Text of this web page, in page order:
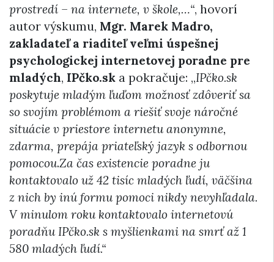
prostredí – na internete, v škole,…“, hovorí
autor výskumu, Mgr. Marek Madro,
zakladateľ a riaditeľ veľmi úspešnej
psychologickej internetovej poradne pre
mladých, IPčko.sk a pokračuje: „IPčko.sk
poskytuje mladým ľuďom možnosťzdôveriť sa
so svojím problémom a riešiťsvoje náročné
situácie v priestore internetu anonymne,
zdarma, prepája priateľský jazyk s odbornou
pomocou.Za čas existencie poradne ju
kontaktovalo už 42 tisíc mladých ľudí, väčšina
z nich by inú formu pomoci nikdy nevyhľadala.
V minulom roku kontaktovalo internetovú
poradňu IPčko.sk s myšlienkami na smrť až 1
580 mladých ľudí.“